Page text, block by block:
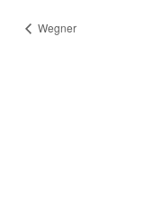
Wegner